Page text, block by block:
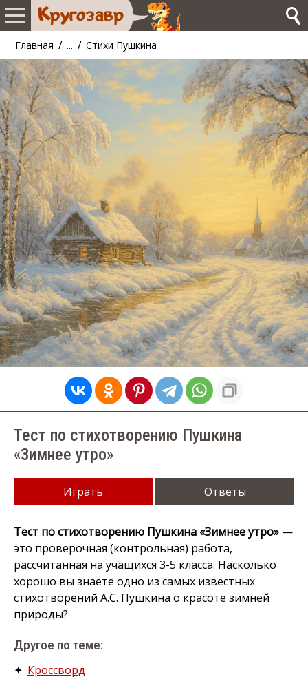
Главная / ... / Стихи Пушкина
Тест по стихотворению Пушкина
«Зимнее утро»
Играть Ответы
Тест по стихотворению Пушкина «Зимнее утро» —
это проверочная (контрольная) работа,
рассчитанная на учащихся 3-5 класса. Насколько
хорошо вы знаете одно из самых известных
стихотворений А.С. Пушкина о красоте зимней
природы?
Другое по теме:
✦ Кроссворд